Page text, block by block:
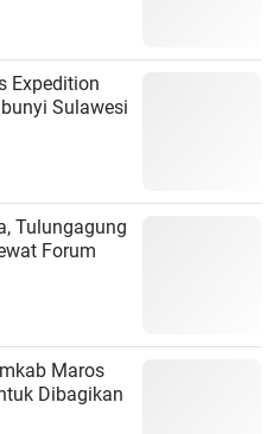
Expedition
Sulawesi
Tulungagung
Forum
Maros
Dibagikan